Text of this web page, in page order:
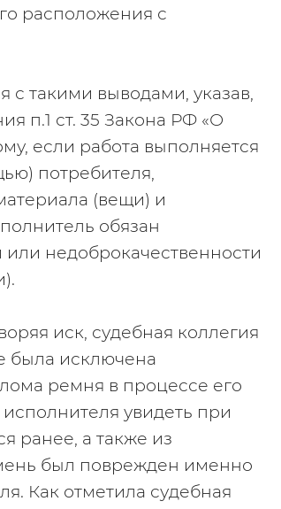
расположения с
с такими выводами, указав,
п.1 ст. 35 Закона РФ «О
если работа выполняется
потребителя,
(вещи) и
обязан
недоброкачественности
иск, судебная коллегия
была исключена
ремня в процессе его
увидеть при
ранее, а также из
был поврежден именно
Как отметила судебная